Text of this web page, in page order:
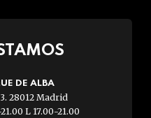
DE ALBA
28012 Madrid
L 17.00-21.00